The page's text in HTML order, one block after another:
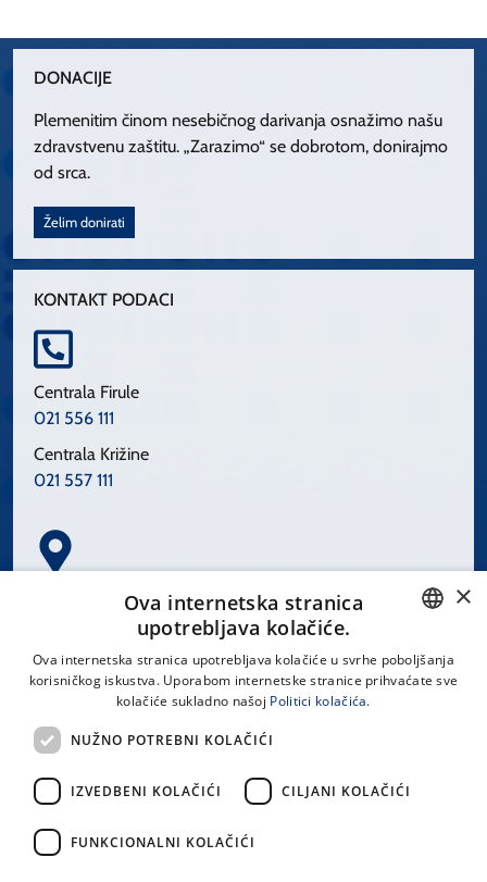
DONACIJE
Plemenitim činom nesebičnog darivanja osnažimo našu
zdravstvenu zaštitu. „Zarazimo“ se dobrotom, donirajmo
od srca.
Želim donirati
KONTAKT PODACI
Centrala Firule
021 556 111
Centrala Križine
021 557 111
Spinčićeva 1, 21000 Split
LINKOVI
Uvjeti korištenja
CROATIAN
×
Ova internetska stranica
upotrebljava kolačiće.
Ova internetska stranica upotrebljava kolačiće u svrhe poboljšanja
korisničkog iskustva. Uporabom internetske stranice prihvaćate sve
kolačiće sukladno našoj Politici kolačića.
NUŽNO POTREBNI KOLAČIĆI
IZVEDBENI KOLAČIĆI CILJANI KOLAČIĆI
FUNKCIONALNI KOLAČIĆI